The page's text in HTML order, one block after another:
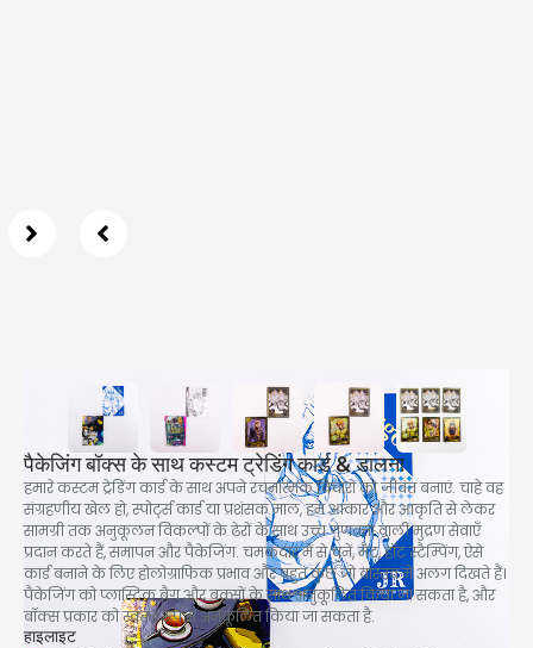
पैकेजिंग बॉक्स के साथ कस्टम ट्रेडिंग कार्ड & डालना
हमारे कस्टम ट्रेडिंग कार्ड के साथ अपने रचनात्मक विचारों को जीवंत बनाएं. चाहे वह
संग्रहणीय खेल हो, स्पोर्ट्स कार्ड या प्रशंसक माल, हम आकार और आकृति से लेकर
सामग्री तक अनुकूलन विकल्पों के ढेरों के साथ उच्च गुणवत्ता वाली मुद्रण सेवाएँ
प्रदान करते हैं, समापन और पैकेजिंग. चमकदार में से चुनें, मैट, हॉट स्टैम्पिंग, ऐसे
कार्ड बनाने के लिए होलोग्राफिक प्रभाव और बहुत कुछ जो वास्तव में अलग दिखते हैं।
पैकेजिंग को प्लास्टिक बैग और बक्सों के साथ अनुकूलित किया जा सकता है, और
बॉक्स प्रकार को स्वतंत्र रूप से अनुकूलित किया जा सकता है.
हाइलाइट